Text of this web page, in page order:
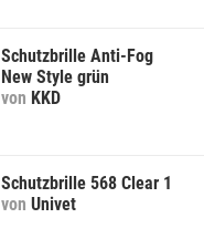
Schutzbrille Anti-Fog
New Style grün
von KKD
Schutzbrille 568 Clear 1
von Univet